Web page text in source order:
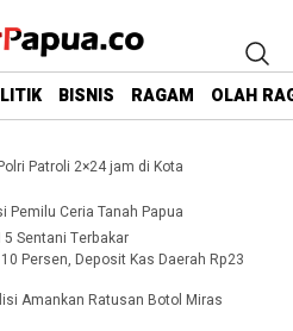
BISNIS RAGAM OLAH
Patroli 2×24 jam di Kota
Pemilu Ceria Tanah Papua
5 Sentani Terbakar
Persen, Deposit Kas Daerah Rp23
Amankan Ratusan Botol Miras